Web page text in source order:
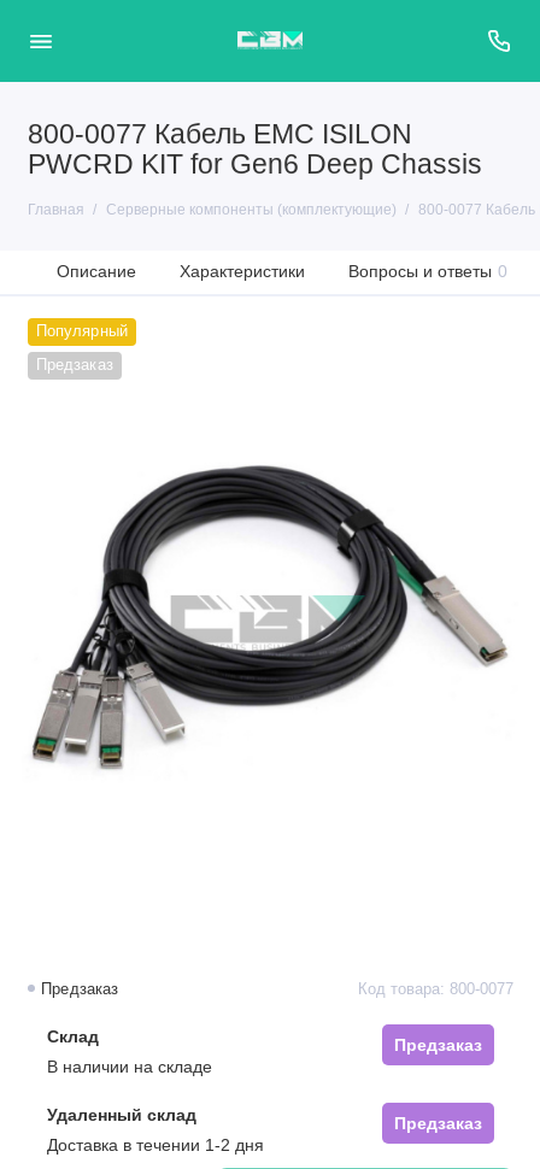
800-0077 Кабель EMC ISILON
PWCRD KIT for Gen6 Deep Chassis
Главная Серверные компоненты (комплектующие) 800-0077 Кабель
Описание Характеристики Вопросы и ответы 0
Популярный
Предзаказ
Предзаказ Код товара: 800-0077
Склад
Предзаказ
В наличии на складе
Удаленный склад
Предзаказ
Доставка в течении 1-2 дня